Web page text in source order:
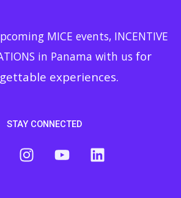
MICE events, INCENTIVE
in Panama with us for
experiences.
STAY CONNECTED